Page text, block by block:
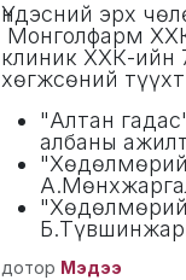
Үндэсний эрх
Монголфарм
клиник ХХК-ийн
хөгжсөний
"Алтан
албаны
дотор Мэдээ